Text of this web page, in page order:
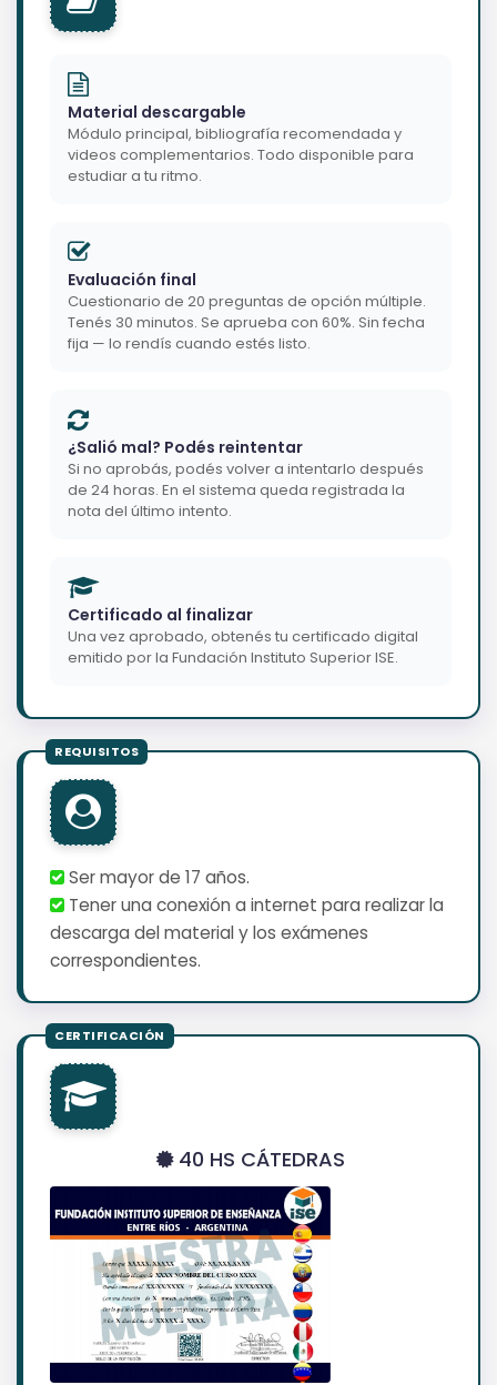
Material descargable
Módulo principal, bibliografía recomendada y
videos complementarios. Todo disponible para
estudiar a tu ritmo.
Evaluación final
Cuestionario de 20 preguntas de opción múltiple.
Tenés 30 minutos. Se aprueba con 60%. Sin fecha
fija — lo rendís cuando estés listo.
¿Salió mal? Podés reintentar
Si no aprobás, podés volver a intentarlo después
de 24 horas. En el sistema queda registrada la
nota del último intento.
Certificado al finalizar
Una vez aprobado, obtenés tu certificado digital
emitido por la Fundación Instituto Superior ISE.
Ser mayor de 17 años.
Tener una conexión a internet para realizar la
descarga del material y los exámenes
correspondientes.
40 HS CÁTEDRAS